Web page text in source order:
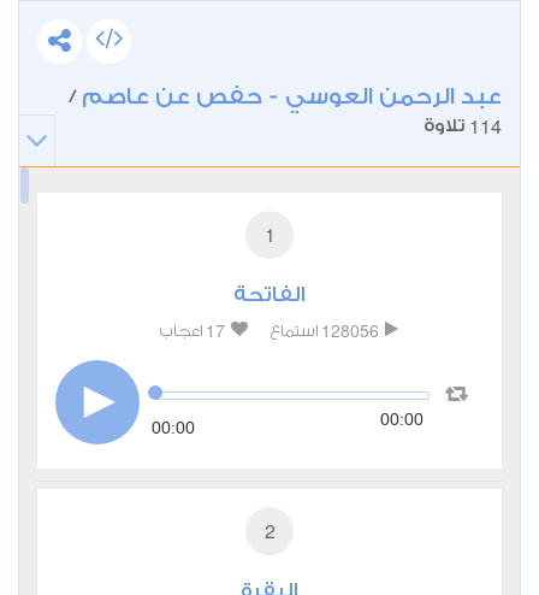
عبد الرحمن العوسي - حفص عن عاصم /
114 تلاوة
1
الفاتحة
128056 استماع 17 اعجاب
00:00 00:00
2